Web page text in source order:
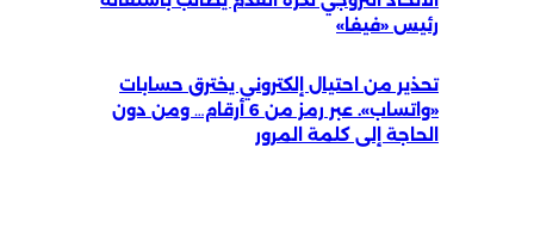
رئيس «فيفا»
تحذير من احتيال إلكتروني يخترق حسابات
«واتساب». عبر رمز من 6 أرقام… ومن دون
الحاجة إلى كلمة المرور